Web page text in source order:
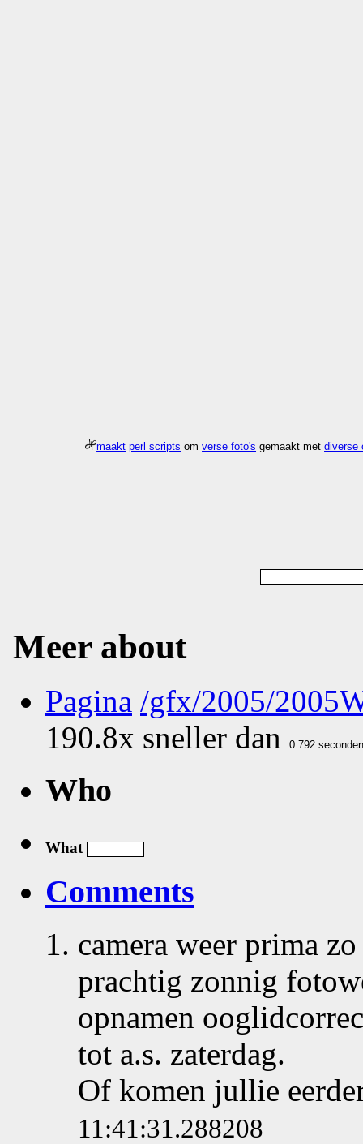
maakt perl scripts omverse foto's gemaakt metdiverse
Meer about
Pagina /gfx/2005/
190.8x sneller dan
Who
What
Comments
camera weer prima
prachtig zonnig
opnamen
tot a.s. zaterdag.
Of komen jullie
11:41:31.288208